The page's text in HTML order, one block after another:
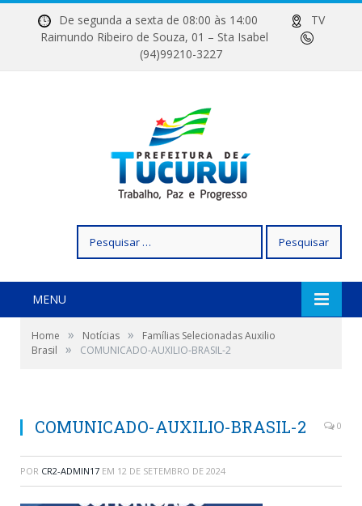
De segunda a sexta de 08:00 às 14:00
TV
Raimundo Ribeiro de Souza, 01 – Sta Isabel
(94)99210-3227
por:
MENU
Home » Notícias »
Famílias Selecionadas Auxilio
Brasil
» COMUNICADO-AUXILIO-BRASIL-2
COMUNICADO-AUXILIO-BRASIL-2 0
POR CR2-ADMIN17 EM 12 DE SETEMBRO DE 2024